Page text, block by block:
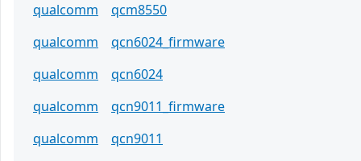
qualcomm
qcm8550
qualcomm
qcn6024_firmware
qualcomm
qcn6024
qualcomm
qcn9011_firmware
qualcomm
qcn9011